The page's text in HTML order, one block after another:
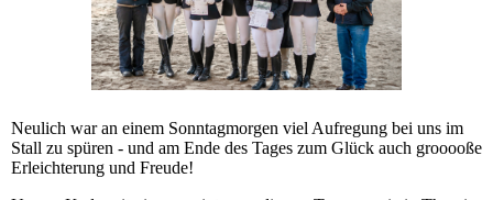
Neulich war an einem Sonntagmorgen viel Aufregung bei uns im
Stall zu spüren - und am Ende des Tages zum Glück auch grooooße
Erleichterung und Freude!